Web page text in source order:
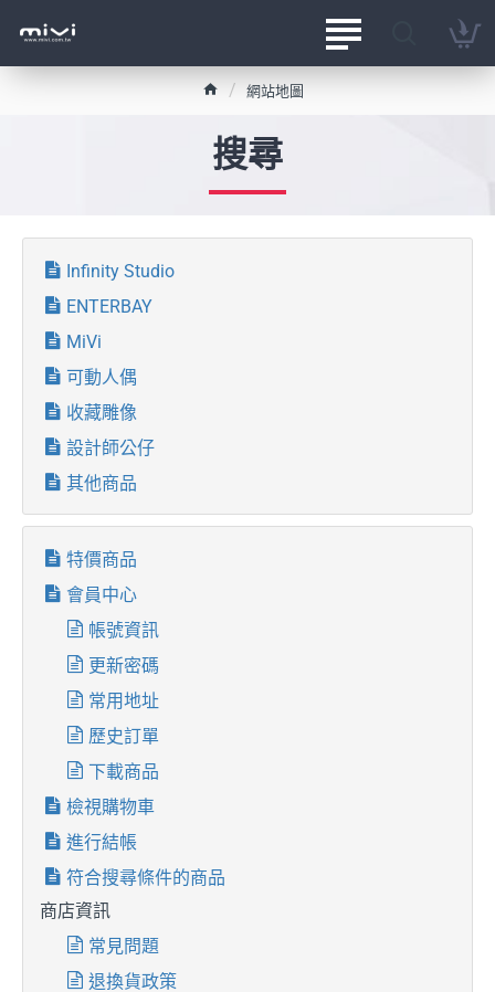
搜尋
m
e
網站地圖
Infinity Studio
ENTERBAY
MiVi
可動人偶
收藏雕像
設計師公仔
其他商品
特價商品
會員中心
帳號資訊
更新密碼
常用地址
歷史訂單
下載商品
檢視購物車
進行結帳
符合搜尋條件的商品
商店資訊
常見問題
退換貨政策